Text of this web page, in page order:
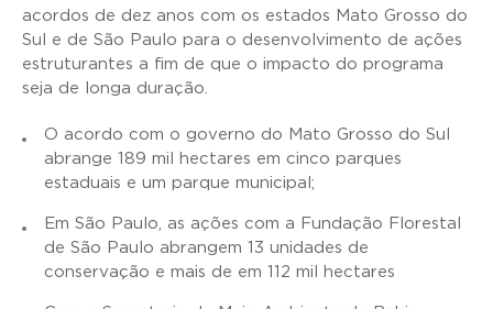
acordos de dez anos com os estados Mato Grosso do
Sul e de São Paulo para o desenvolvimento de ações
estruturantes a fim de que o impacto do programa
seja de longa duração.
O acordo com o governo do Mato Grosso do Sul
abrange 189 mil hectares em cinco parques
estaduais e um parque municipal;
Em São Paulo, as ações com a Fundação Florestal
de São Paulo abrangem 13 unidades de
conservação e mais de em 112 mil hectares